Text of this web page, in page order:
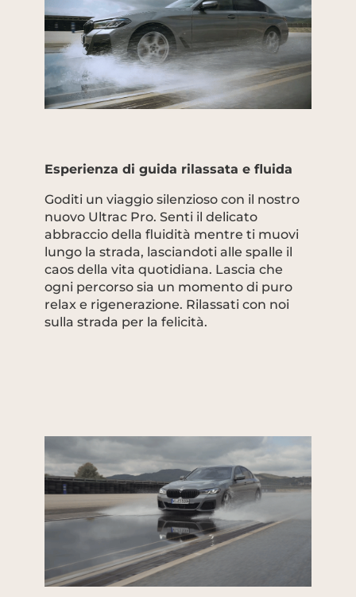
Esperienza di guida rilassata e fluida
Goditi un viaggio silenzioso con il nostro
nuovo Ultrac Pro. Senti il delicato
abbraccio della fluidità mentre ti muovi
lungo la strada, lasciandoti alle spalle il
caos della vita quotidiana. Lascia che
ogni percorso sia un momento di puro
relax e rigenerazione. Rilassati con noi
sulla strada per la felicità.